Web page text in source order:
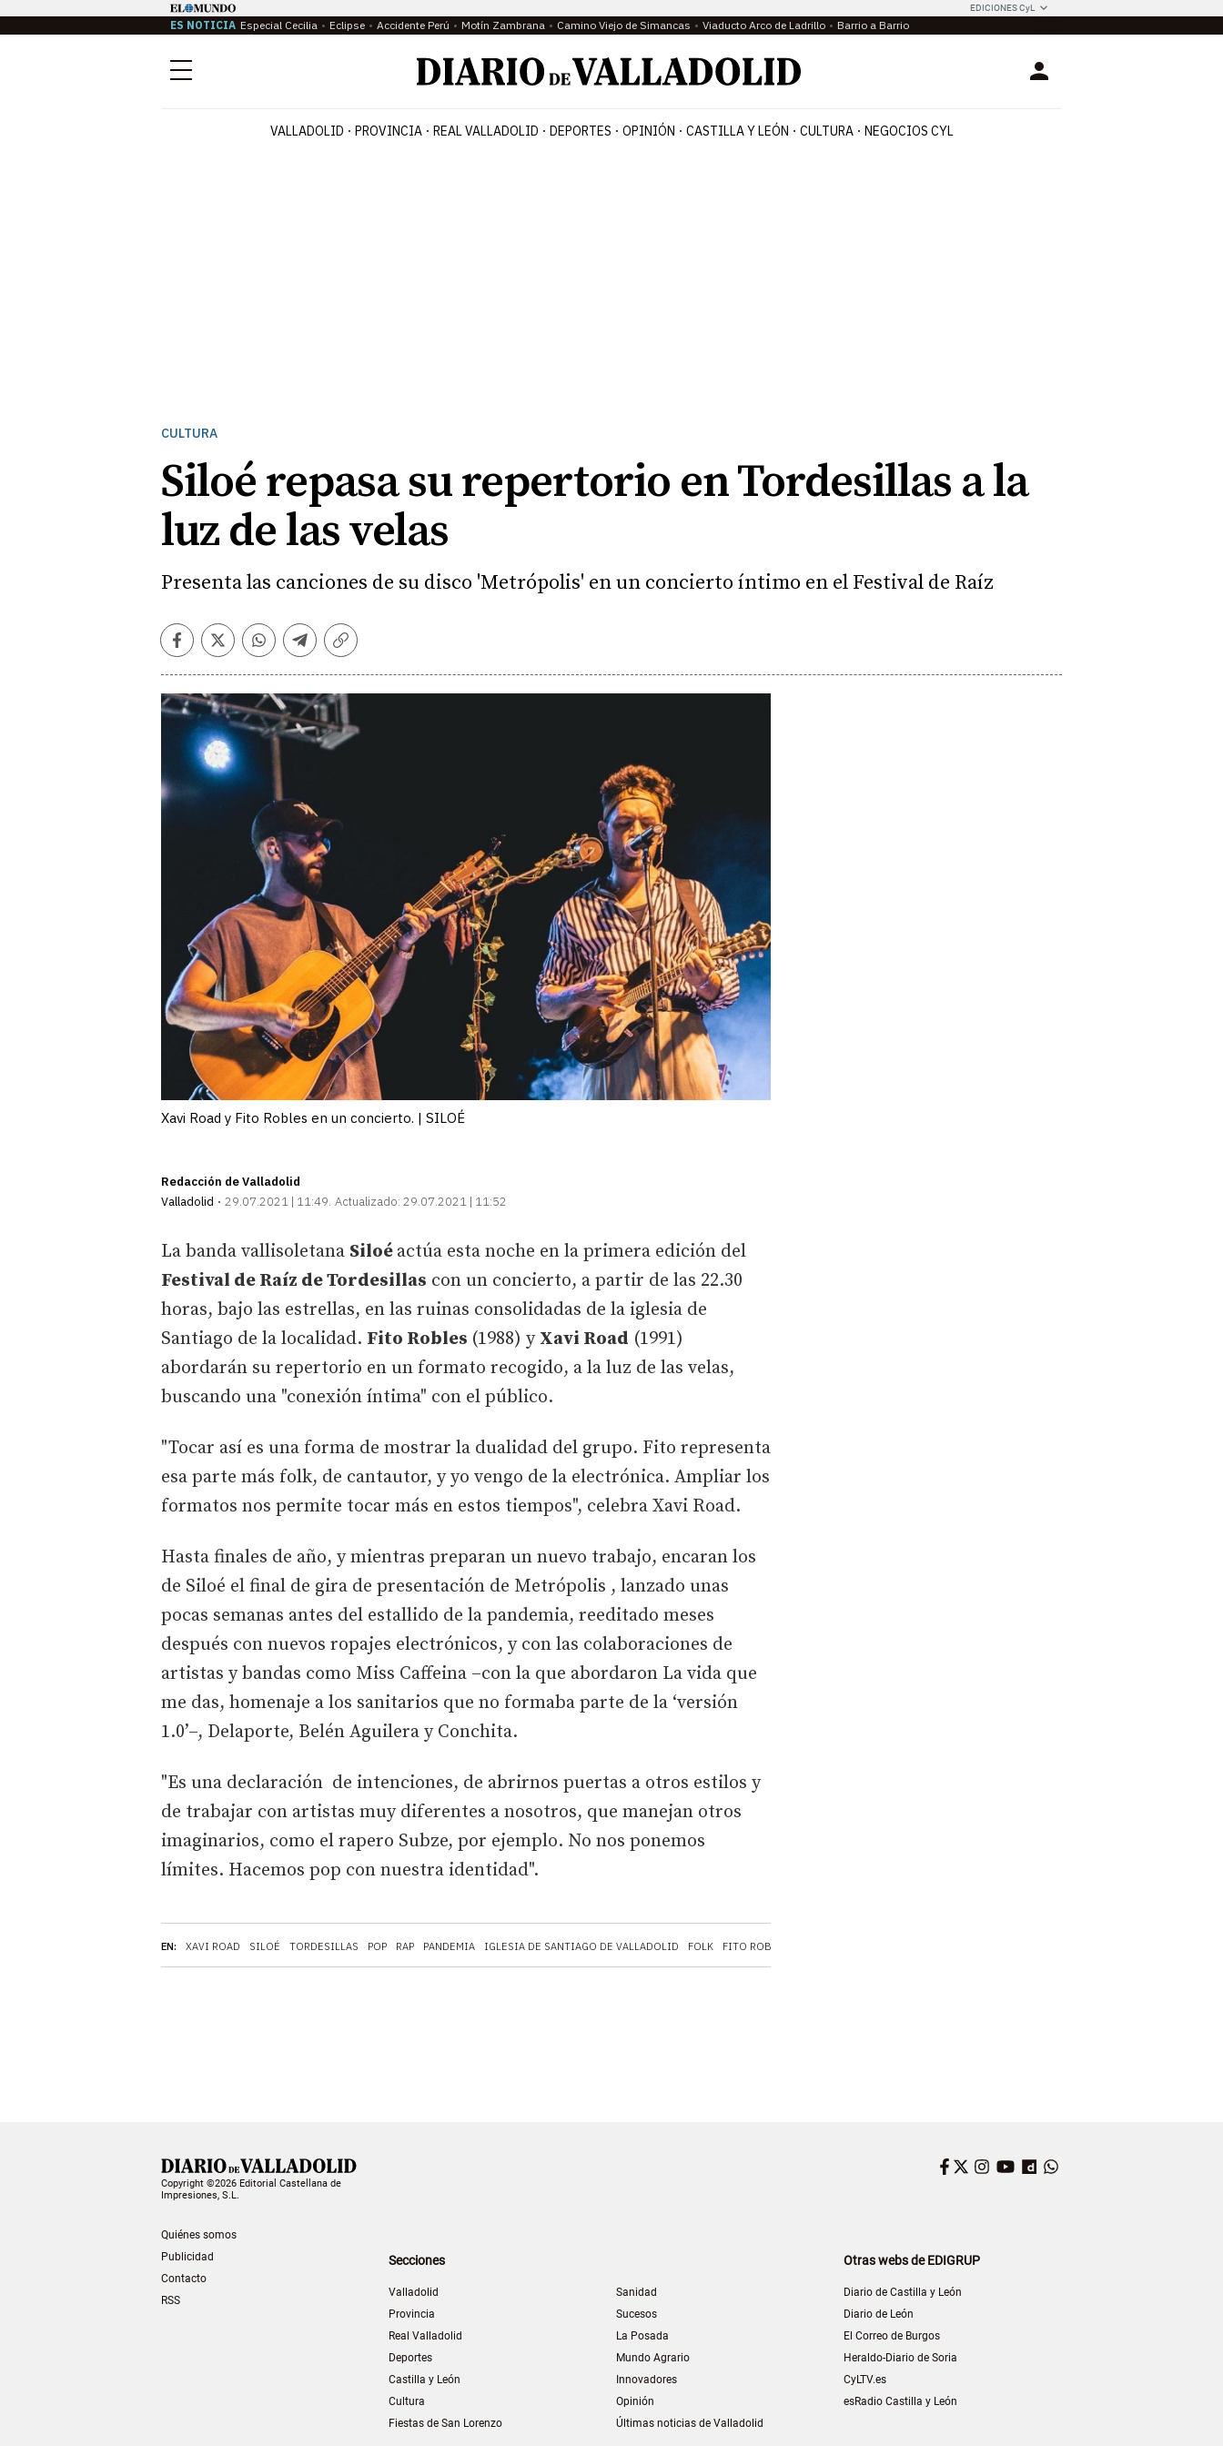
EDICIONES CyL
ES NOTICIA Especial Cecilia Eclipse Accidente Perú Motín Zambrana Camino Viejo de Simancas Viaducto Arco de Ladrillo Barrio a Barrio
Menú Login
VALLADOLID PROVINCIA REAL VALLADOLID DEPORTES OPINIÓN CASTILLA Y LEÓN CULTURA NEGOCIOS CYL
CULTURA
Siloé repasa su repertorio en Tordesillas a la
luz de las velas
Presenta las canciones de su disco 'Metrópolis' en un concierto íntimo en el Festival de Raíz
Facebook
TwitterWhatsapp
Telegram
Copiar
Xavi Road y Fito Robles en un concierto. | SILOÉ
Redacción de Valladolid
Valladolid
29.07.2021 | 11:49 Actualizado: 29.07.2021 | 11:52
EN: XAVI ROAD SILOÉ TORDESILLAS POP RAP PANDEMIA IGLESIA DE SANTIAGO DE VALLADOLID FOLK FITO ROBLES
La banda vallisoletana Siloéactúa esta noche en la primera edición del
Festival de Raíz de Tordesillas con un concierto, a partir de las 22.30
horas, bajo las estrellas, en las ruinas consolidadas de la iglesia de
Santiago de la localidad. Fito Robles (1988) y Xavi Road (1991)
abordarán su repertorio en un formato recogido, a la luz de las velas,
buscando una "conexión íntima" con el público.
"Tocar así es una forma de mostrar la dualidad del grupo. Fito representa
esa parte más folk, de cantautor, y yo vengo de la electrónica. Ampliar los
formatos nos permite tocar más en estos tiempos", celebra Xavi Road.
Hasta finales de año, y mientras preparan un nuevo trabajo, encaran los
de Siloé el final de gira de presentación de Metrópolis , lanzado unas
pocas semanas antes del estallido de la pandemia, reeditado meses
después con nuevos ropajes electrónicos, y con las colaboraciones de
artistas y bandas como Miss Caffeina –con la que abordaron La vida que
me das, homenaje a los sanitarios que no formaba parte de la ‘versión
1.0’–, Delaporte, Belén Aguilera y Conchita.
"Es una declaración de intenciones, de abrirnos puertas a otros estilos y
de trabajar con artistas muy diferentes a nosotros, que manejan otros
imaginarios, como el rapero Subze, por ejemplo. No nos ponemos
límites. Hacemos pop con nuestra identidad".
Copyright ©2026 Editorial Castellana de
Impresiones, S.L.
Quiénes somos
Publicidad
Contacto
RSS
Facebook
Twitter
Instagram
YouTube
Dailymotion
Secciones
Valladolid
Provincia
Real Valladolid
Deportes
Castilla y León
Cultura
Fiestas de San Lorenzo
Sanidad
Sucesos
La Posada
Mundo Agrario
Innovadores
Opinión
Últimas noticias de Valladolid
Otras webs de EDIGRUP
Diario de Castilla y León
Diario de León
El Correo de Burgos
Heraldo-Diario de Soria
CyLTV.es
esRadio Castilla y León